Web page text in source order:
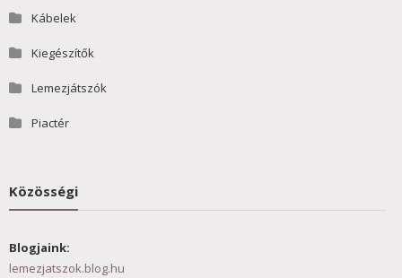
Kábelek
Kiegészítők
Lemezjátszók
Piactér
Közösségi
Blogjaink:
lemezjatszok.blog.hu